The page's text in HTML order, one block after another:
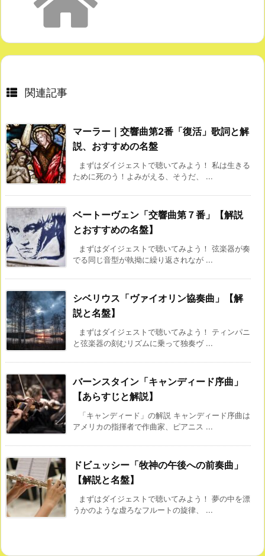
関連記事
マーラー｜交響曲第2番「復活」歌詞と解
説、おすすめの名盤
まずはダイジェストで聴いてみよう！ 私は生きる
ために死のう！よみがえる、そうだ、 ...
ベートーヴェン「交響曲第７番」【解説
とおすすめの名盤】
まずはダイジェストで聴いてみよう！ 弦楽器が奏
でる同じ音型が執拗に繰り返されなが ...
シベリウス「ヴァイオリン協奏曲」【解
説と名盤】
まずはダイジェストで聴いてみよう！ ティンパニ
と弦楽器の刻むリズムに乗って独奏ヴ ...
バーンスタイン「キャンディード序曲」
【あらすじと解説】
「キャンディード」の解説 キャンディード序曲は
アメリカの指揮者で作曲家、ピアニス ...
ドビュッシー「牧神の午後への前奏曲」
【解説と名盤】
まずはダイジェストで聴いてみよう！ 夢の中を漂
うかのような虚ろなフルートの旋律、 ...